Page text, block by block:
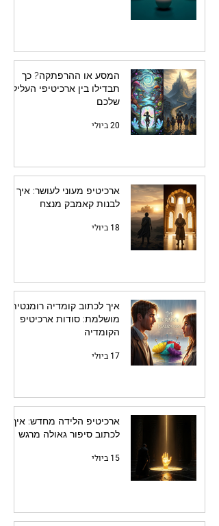
המסע או ההרפתקה? כך
תבדילו בין ארכיטיפי העלילה
שלכם
20 ביולי
ארכיטיפ מעוני לעושר: איך
לבנות קאמבק מנצח
18 ביולי
איך לכתוב קומדיה רומנטית
מושלמת: סודות ארכיטיפ
הקומדיה
17 ביולי
ארכיטיפ הלידה מחדש: איך
לכתוב סיפור גאולה מרגש
15 ביולי